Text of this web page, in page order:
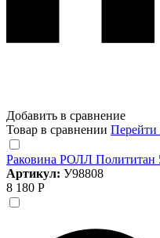
Добавить в сравнение
Товар в сравнении Перейти
Раковина РОЛЛ Полититан
Артикул: У98808
8 180 Р